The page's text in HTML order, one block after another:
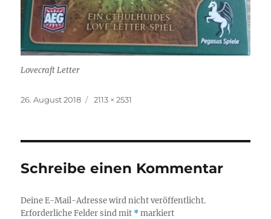
Lovecraft Letter
Veröffentlicht
26. August 2018 Originalgröße
2113 × 2531
Schreibe einen Kommentar
Deine E-Mail-Adresse wird nicht veröffentlicht.
Erforderliche Felder sind mit *markiert